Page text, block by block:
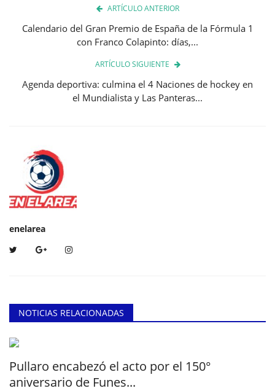
ARTÍCULO ANTERIOR
Calendario del Gran Premio de España de la Fórmula 1
con Franco Colapinto: días,...
ARTÍCULO SIGUIENTE
Agenda deportiva: culmina el 4 Naciones de hockey en
el Mundialista y Las Panteras...
enelarea
NOTICIAS RELACIONADAS
Pullaro encabezó el acto por el 150°
aniversario de Funes...